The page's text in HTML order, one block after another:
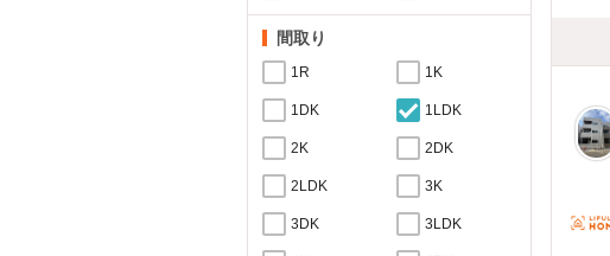
間取り
1R 1K
1DK 1LDK
2K 2DK
2LDK 3K
3DK 3LDK